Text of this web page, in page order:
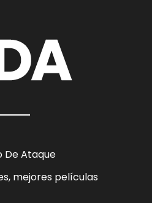
De Ataque
mejores películas